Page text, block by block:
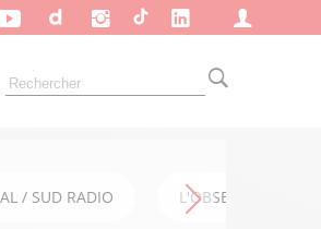
/ SUD RADIO L'OBSERVATOIRE